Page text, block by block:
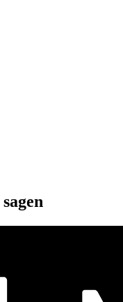
sagen